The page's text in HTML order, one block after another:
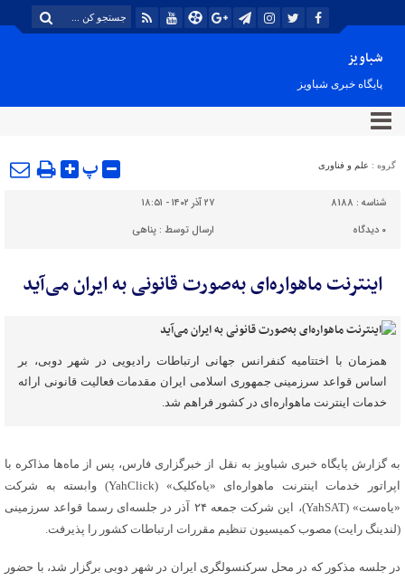
شباویز
پایگاه خبری شباویز
گروه : علم و فناوری پ
شناسه : 8188
۲۷ آذر ۱۴۰۲ - ۱۸:۵۱
۰ دیدگاه ارسال توسط :پناهی
اینترنت ماهواره‌ای به‌صورت قانونی به ایران می‌آید
همزمان با اختتامیه کنفرانس جهانی ارتباطات رادیویی در شهر دوبی، بر
اساس قواعد سرزمینی جمهوری اسلامی ایران مقدمات فعالیت قانونی ارائه
خدمات اینترنت ماهواره‌ای در کشور فراهم شد.
به گزارش پایگاه خبری شباویز به نقل از خبرگزاری فارس، پس از ماه‌ها مذاکره با
اپراتور خدمات اینترنت ماهواره‌ای «یاه‌کلیک» (YahClick) وابسته به شرکت
«یاه‌ست» (YahSAT)، این شرکت جمعه ۲۴ آذر در جلسه‌‌ای رسما قواعد سرزمینی
(لندینگ رایت) مصوب کمیسیون تنظیم مقررات ارتباطات کشور را پذیرفت.
در جلسه مذکور که در محل سرکنسولگری ایران در شهر دوبی برگزار شد، با حضور